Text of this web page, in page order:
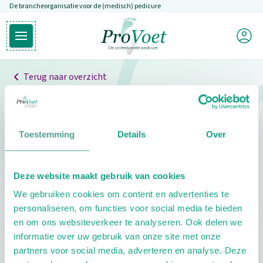
Toestemming Details Over
Deze website maakt gebruik van cookies
We gebruiken cookies om content en advertenties te
personaliseren, om functies voor social media te bieden
en om ons websiteverkeer te analyseren. Ook delen we
informatie over uw gebruik van onze site met onze
partners voor social media, adverteren en analyse. Deze
Overslaan en naar de inhoud gaan
De brancheorganisatie voor de (medisch) pedicure
Open hoofdmenu
Ga naar de homepagina
Mijn
Terug naar overzicht
Professionals
Pedicure niet gevonden
pedicure.